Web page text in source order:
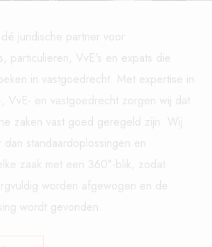
juridische partner voor
particulieren, VvE's en expats die
in vastgoedrecht. Met expertise in
VvE- en vastgoedrecht zorgen wij dat
zaken vast goed geregeld zijn. Wij
dan standaardoplossingen en
zaak met een 360°-blik, zodat
worden afgewogen en de
wordt gevonden.